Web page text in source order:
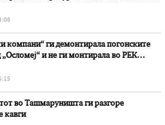
компани“ ги демонтирала погонските
„Осломеј“ и не ги монтирала во РЕК
во Ташмаруништa ги разгоре
кавги